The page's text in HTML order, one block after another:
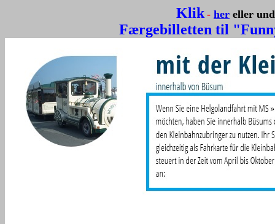
Klik - her eller
Færgebilletten til